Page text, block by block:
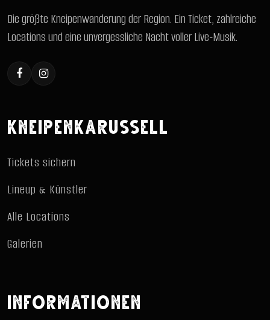
Die größte Kneipenwanderung der Region. Ein Ticket, zahlreiche
Locations und eine unvergessliche Nacht voller Live-Musik.
KNEIPENKARUSSELL
Tickets sichern
Lineup & Künstler
Alle Locations
Galerien
INFORMATIONEN